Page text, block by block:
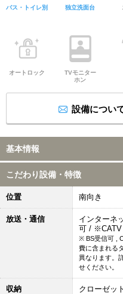
バス・トイレ別 独立洗面台
オートロック
TVモニター
ホン
設備につい
基本情報
こだわり設備・特徴
位置 南向き
放送・通信
インターネ
可 /
※ BS受信可 ,
費に含まれる
異なります。
せください。
収納 クローゼッ